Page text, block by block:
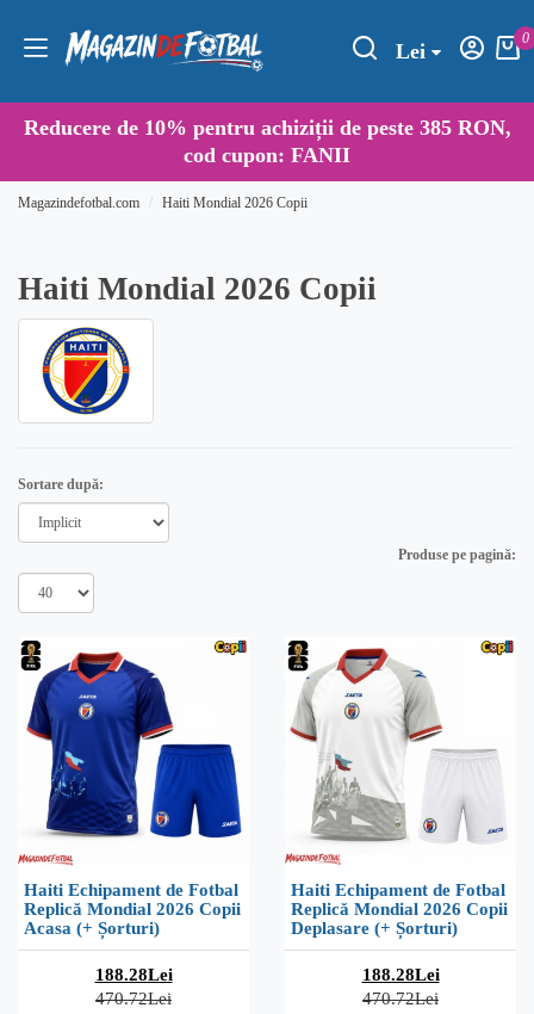
Lei
0
Reducere de 10% pentru achiziții de peste 385 RON,
cod cupon: FANII
Magazindefotbal.com Haiti Mondial 2026 Copii
Haiti Mondial 2026 Copii
Sortare după:
Produse pe pagină:
Haiti Echipament de Fotbal
Replică Mondial 2026 Copii
Acasa (+ Șorturi)
188.28Lei
470.72Lei
Haiti Echipament de Fotbal
Replică Mondial 2026 Copii
Deplasare (+ Șorturi)
188.28Lei
470.72Lei